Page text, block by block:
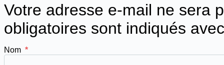
Votre adresse e-mail ne sera
obligatoires sont indiqués
Nom *